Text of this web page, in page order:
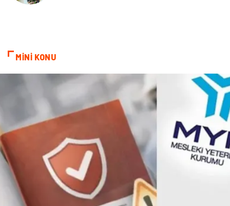
Yazı Tahtaları
Pet Malzemeleri
MİNİ KONU